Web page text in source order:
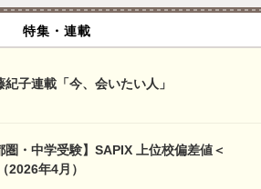
特集・連載
子連載「今、会いたい人」
圏・中学受験】SAPIX 上位校偏差値＜
2026年4月）